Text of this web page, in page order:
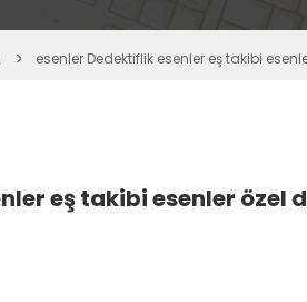
esenler Dedektiflik esenler eş takibi
eş takibi esenler özel